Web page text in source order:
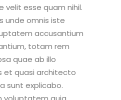
velit esse quam nihil.
unde omnis iste
accusantium
totam rem
quae ab illo
et quasi architecto
sunt explicabo.